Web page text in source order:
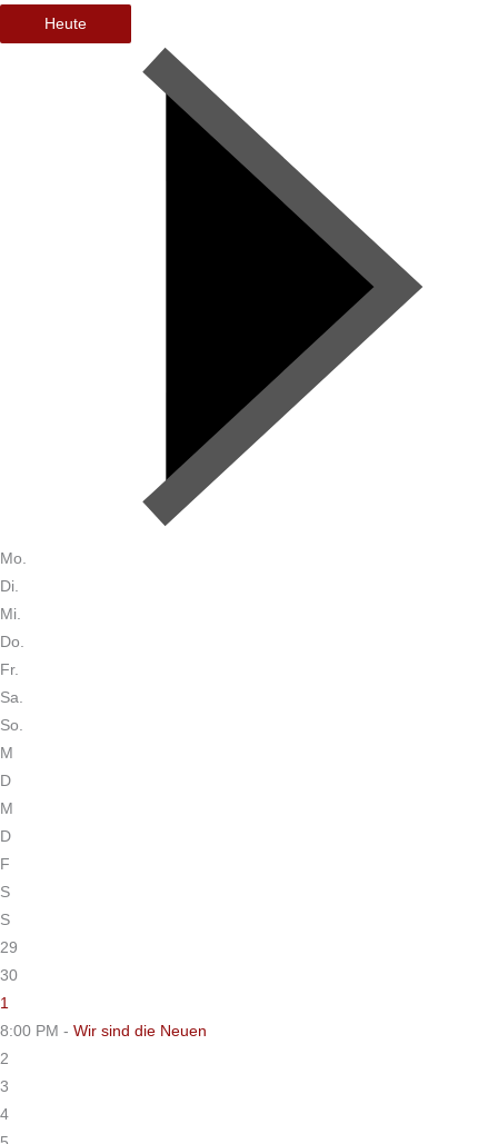
Heute
Mo.
Di.
Mi.
Do.
Fr.
Sa.
So.
M
D
M
D
F
S
S
29
30
1
8:00 PM - Wir sind die Neuen
2
3
4